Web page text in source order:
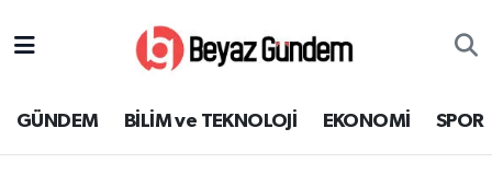
GÜNDEM BİLİM ve TEKNOLOJİ EKONOMİ SPOR